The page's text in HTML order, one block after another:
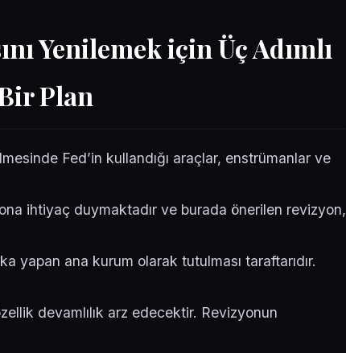
Yenilemek için Üç Adımlı
Plan
Fed’in kullandığı araçlar, enstrümanlar ve
ihtiyaç duymaktadır ve burada önerilen revizyon,
yapan ana kurum olarak tutulması taraftarıdır.
devamlılık arz edecektir. Revizyonun